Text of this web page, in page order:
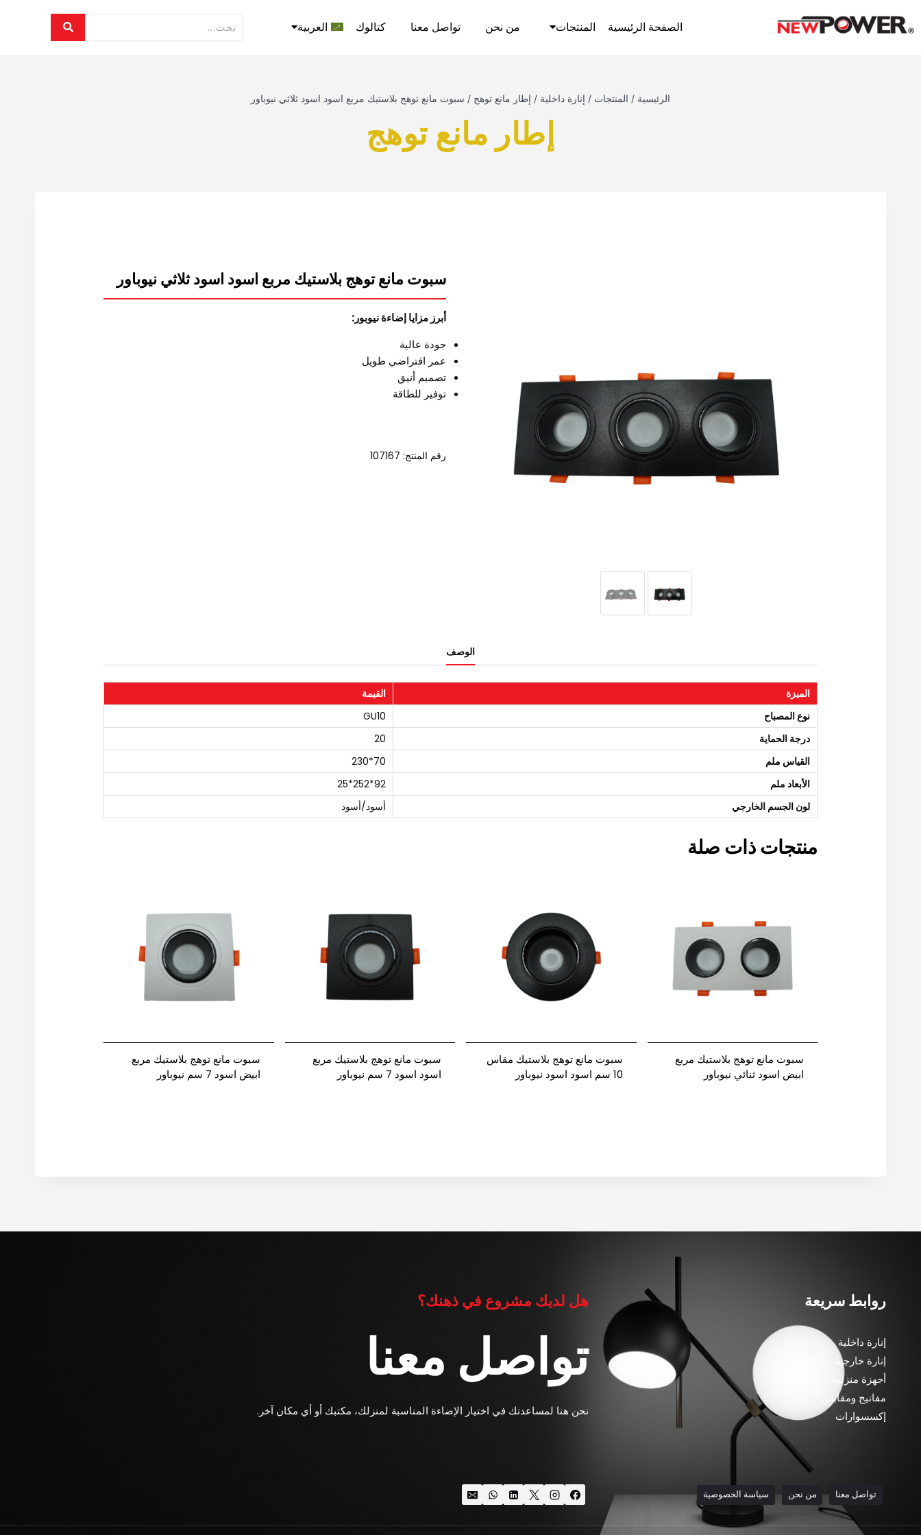
الصفحة الرئيسية المنتجات من نحن تواصل معنا كتالوك العربية
الرئيسية / المنتجات / إنارة داخلية / إطار مانع توهج / سبوت مانع توهج بلاستيك مربع اسود اسود ثلاثي نيوباور
إطار مانع توهج
سبوت مانع توهج بلاستيك مربع اسود اسود ثلاثي نيوباور
أبرز مزايا إضاءة نيوبور:
جودة عالية
عمر افتراضي طويل
تصميم أنيق
توفير للطاقة
رقم المنتج: 107167
الوصف
الميزة
القيمة
نوع المصباح
GU10
درجة الحماية
20
القياس ملم
70*230
الأبعاد ملم
92*252*25
لون الجسم الخارجي
أسود/أسود
منتجات ذات صلة
سبوت مانع توهج بلاستيك مربع
ابيض اسود ثنائي نيوباور
سبوت مانع توهج بلاستيك مقاس
10 سم اسود اسود نيوباور
سبوت مانع توهج بلاستيك مربع
اسود اسود 7 سم نيوباور
سبوت مانع توهج بلاستيك مربع
ابيض اسود 7 سم نيوباور
روابط سريعة
إنارة داخلية
إنارة خارجية
أجهزة منزلية
مفاتيح ومقابس
إكسسوارات
هل لديك مشروع في ذهنك؟
تواصل معنا
نحن هنا لمساعدتك في اختيار الإضاءة المناسبة لمنزلك، مكتبك أو أي مكان آخر.
تواصل معنا من نحن سياسة الخصوصية